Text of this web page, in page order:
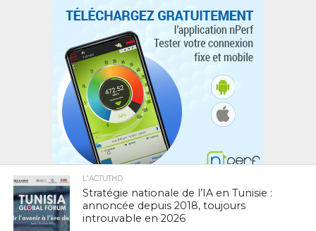
L'ACTUTHD
Stratégie nationale de l’IA en Tunisie :
annoncée depuis 2018, toujours
introuvable en 2026